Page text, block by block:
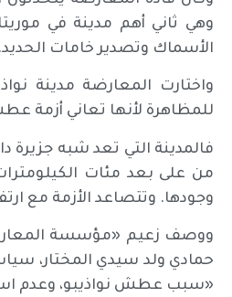
وهي ثاني أهم مدينة في
الأسماك وتصدير خامات الحديد.
للمظاهرة لأنها تعاني أزمة
فالمدينة التي تعد شبه جزيرة
من على بعد مئات
وجودها. وتتصاعد الأزمة مع
ووصف زعيم «مؤسسة
حمادي ولد سيدي المختار،
«سبب عطش نواذيبو، وعدم